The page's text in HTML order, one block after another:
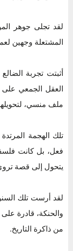
لقد تجلى جوهر
المشتعلة وجهين
أثبتت تجربة
العقل الجمعي
ملف منسي،
تلك الهجمة
فعل، بل كانت
يتحول إلى قصة
لقد أرست تلك
والحنكة، قادرة
من ذاكرة التاريخ.